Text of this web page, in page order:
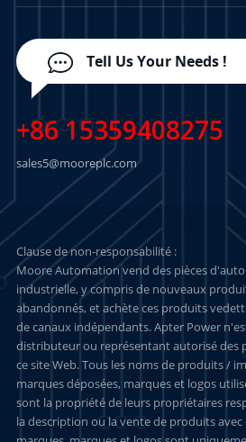
Tell Us Your Needs !
+86 15359408275
sales5@mooreplc.com
Clause de non-responsabilité :
Moore Automation vend des pièces
industrielle, y compris de nouveaux
abandonnés, et achète ces produits
de canaux indépendants. Apter Power
distributeur ou représentant autorisé des
ce site Web. Tous les noms de produits /
marques déposées, marques et logos
sont la propriété de leurs propriétaires
la description ou la vente de produits avec